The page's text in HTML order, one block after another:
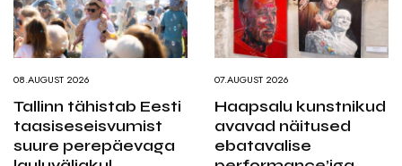
08.AUGUST 2026
Tallinn tähistab Eesti
taasiseseisvumist
suure perepäevaga
07.AUGUST 2026
Haapsalu kunstnikud
avavad näitused
ebatavalise